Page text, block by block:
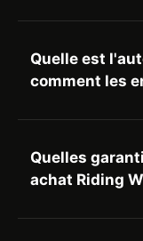
Quelle est
comment les
Quelles
achat Riding